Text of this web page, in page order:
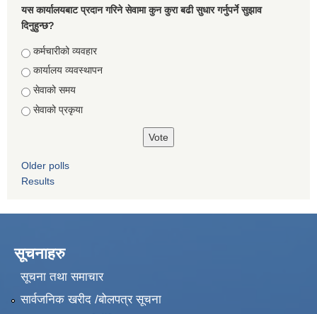
यस कार्यालयबाट प्रदान गरिने सेवामा कुन कुरा बढी सुधार गर्नुपर्ने सुझाव
दिनुहुन्छ?
Choices
कर्मचारीको व्यवहार
कार्यालय व्यवस्थापन
सेवाको समय
सेवाको प्रकृया
Older polls
Results
सूचनाहरु
सूचना तथा समाचार
सार्वजनिक खरीद /बोलपत्र सूचना